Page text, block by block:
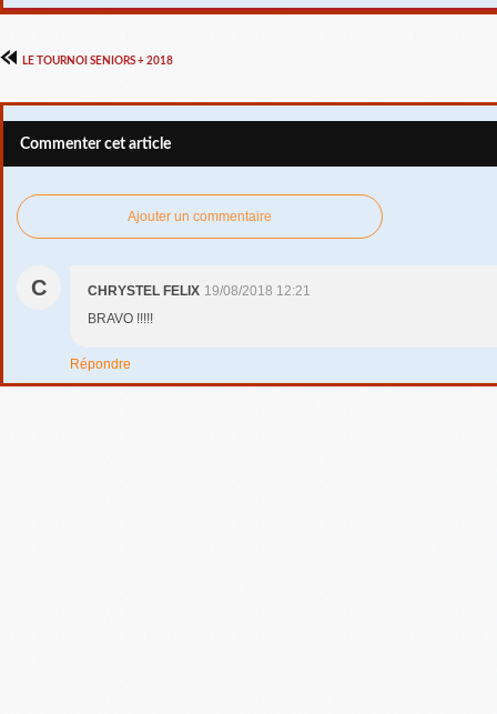
LE TOURNOI SENIORS + 2018
Commenter cet article
Ajouter un commentaire
C CHRYSTEL FELIX 19/08/2018 12:21
BRAVO !!!!!
Répondre